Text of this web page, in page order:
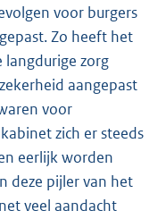
voor burgers
Zo heeft het
langdurige zorg
aangepast
voor
zich er steeds
eerlijk worden
deze pijler van het
veel aandacht